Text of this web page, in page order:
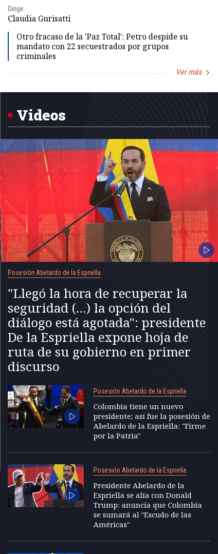
Dirige:
Claudia Gurisatti
Otro fracaso de la 'Paz Total': Petro despide su
mandato con 22 secuestrados por grupos
criminales
Ver más
Videos
Posesión Abelardo de la Espriella
"Llegó la hora de recuperar la
seguridad (...) la opción del
diálogo está agotada": presidente
De la Espriella expone hoja de
ruta de su gobierno en primer
discurso
Posesión Abelardo de la Espriella
Colombia tiene un nuevo
presidente; así fue la posesión de
Abelardo de la Espriella: "Firme
por la Patria"
Posesión Abelardo de la Espriella
Presidente Abelardo de la
Espriella se alía con Donald
Trump: anuncia que Colombia
se sumará al "Escudo de las
Américas"